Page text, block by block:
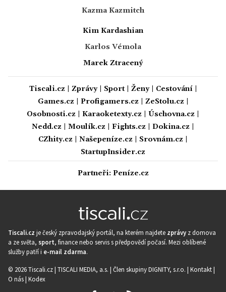
Kazma Kazmitch
Kim Kardashian
Karlos Vémola
Marek Ztracený
Tiscali.cz Zprávy| Sport| Ženy| Cestování|
Games.cz
Profigamers.cz ZeStolu.cz
Osobnosti.cz
Karaoketexty.cz Úschovna.cz
Nedd.cz
Moulík.cz Fights.cz Dokina.cz
CZhity.cz
Našepeníze.cz Srovnám.cz
StartupInsider.cz
Partneři: Peníze.cz
Tiscali.cz je český zpravodajský portál, na kterém najdete zprávy z domova
a ze světa, sport, finance nebo servis s předpovědí počasí. Mezi oblíbené
služby patří i e-mail zdarma.
© 2026 Tiscali.cz | TISCALI MEDIA, a.s. | Člen skupiny DIGNITY, s.r.o. | Kontakt|
O nás| Kodex